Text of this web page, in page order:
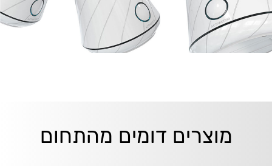
מוצרים דומים מהתחום